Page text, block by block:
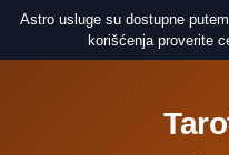
Astro usluge su dostupne
korišćenja proverite